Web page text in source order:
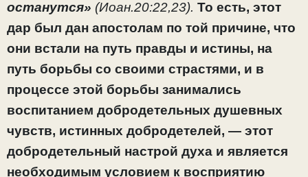
останутся» (Иоан.20:22,23). То есть, этот
дар был дан апостолам по той причине, что
они встали на путь правды и истины, на
путь борьбы со своими страстями, и в
процессе этой борьбы занимались
воспитанием добродетельных душевных
чувств, истинных добродетелей, — этот
добродетельный настрой духа и является
необходимым условием к восприятию